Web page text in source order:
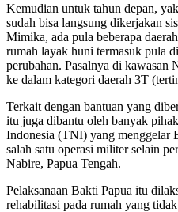
Kemudian untuk tahun depan,
sudah bisa langsung dikerjakan
Mimika, ada pula beberapa
rumah layak huni termasuk pula
perubahan. Pasalnya di kawasan
ke dalam kategori daerah 3T
Terkait dengan bantuan yang
itu juga dibantu oleh banyak
Indonesia (TNI) yang menggelar
salah satu operasi militer selain
Nabire, Papua Tengah.
Pelaksanaan Bakti Papua itu
rehabilitasi pada rumah yang